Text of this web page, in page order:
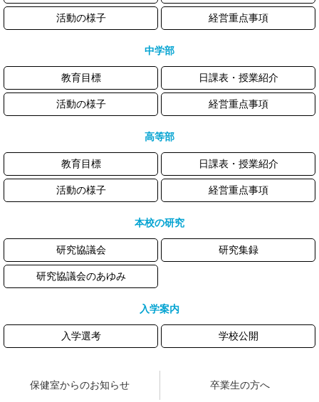
活動の様子 経営重点事項
中学部
教育目標 日課表・授業紹介
活動の様子 経営重点事項
高等部
教育目標 日課表・授業紹介
活動の様子 経営重点事項
本校の研究
研究協議会 研究集録
研究協議会のあゆみ
入学案内
入学選考 学校公開
保健室からのお知らせ 卒業生の方へ